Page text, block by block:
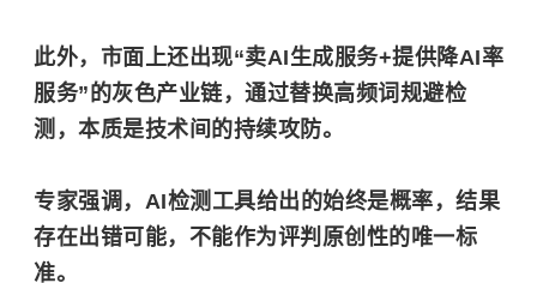
此外，市面上还出现“卖AI生成服务+提供降AI率
服务”的灰色产业链，通过替换高频词规避检
测，本质是技术间的持续攻防。
专家强调，AI检测工具给出的始终是概率，结果
存在出错可能，不能作为评判原创性的唯一标
准。